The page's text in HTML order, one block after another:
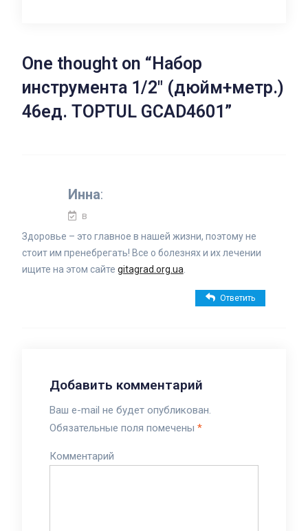
One thought on “ Набор
инструмента 1/2″ (дюйм+метр.)
46ед. TOPTUL GCAD4601”
Инна:
в
Здоровье – это главное в нашей жизни, поэтому не
стоит им пренебрегать! Все о болезнях и их лечении
ищите на этом сайте gitagrad.org.ua
Ответить
Добавить комментарий
Ваш e-mail не будет опубликован.
Обязательные поля помечены *
Комментарий